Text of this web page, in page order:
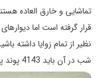
تماشایی و خارق العاده
قرار گرفته است اما
شب در آن باید 4143 پوند پرداخت شود.